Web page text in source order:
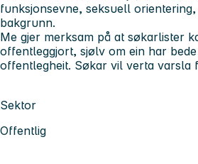
funksjonsevne, seksuell
bakgrunn.
Me gjer merksam på at søkarlister
offentleggjort, sjølv om ein har
offentlegheit. Søkar vil verta varsla
Sektor
Offentlig